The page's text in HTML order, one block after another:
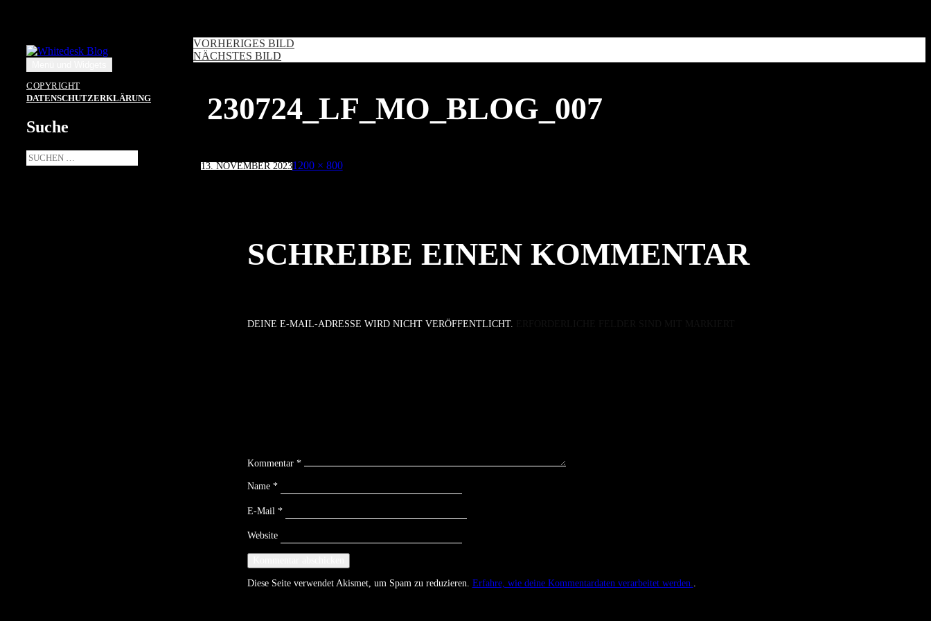
COPYRIGHT
DATENSCHUTZERKLÄRUNG
Suche
Suche
nach:
VORHERIGES BILD
NÄCHSTES BILD
230724_LF_MO_BLOG_007
Veröffentlicht
am
13. NOVEMBER 2023Volle
1200 × 800
SCHREIBE EINEN KOMMENTAR
DEINE E-MAIL-ADRESSE WIRD NICHT VERÖFFENTLICHT.
Kommentar *
Name *
E-Mail *
Website
Diese Seite verwendet Akismet, um Spam zu reduzieren. Erfahre, wie deine Kommentardaten verarbeitet werden..